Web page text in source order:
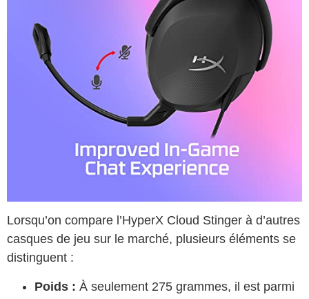
Lorsqu’on compare l’HyperX Cloud Stinger à d’autres
casques de jeu sur le marché, plusieurs éléments se
distinguent :
Poids : À seulement 275 grammes, il est parmi